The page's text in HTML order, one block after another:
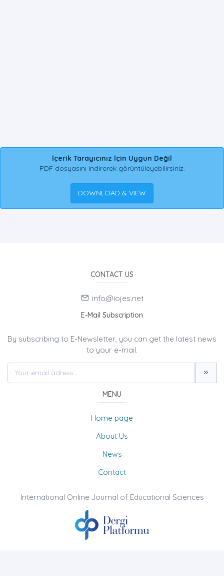
İçerik Tarayıcınız İçin Uygun Değil
PDF dosyasını indirerek görüntüleyebilirsiniz.
DOWNLOAD & VIEW
CONTACT US
info@iojes.net
E-Mail Subscription
By subscribing to E-Newsletter, you can get the latest news
to your e-mail.
MENU
Home page
About Us
News
Contact
International Online Journal of Educational Sciences